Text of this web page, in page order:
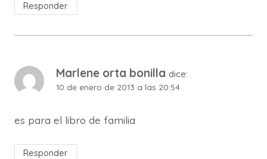
Responder
Marlene orta bonilla dice:
10 de enero de 2013 a las 20:54
es para el libro de familia
Responder